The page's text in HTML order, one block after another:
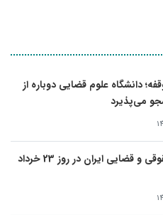
دانشگاه علوم قضایی دوباره از
می‌پذیرد
تحولات مهم حقوقی و قضایی ایران در روز 23 خرداد